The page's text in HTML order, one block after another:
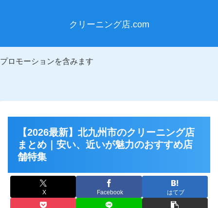
クリーニング店.com
プロモーションを含みます
【2026最新】北九州市のクリーニング店
まとめ｜安い、近いが魅力のおすすめ店
舗特集
X Facebook はてブ